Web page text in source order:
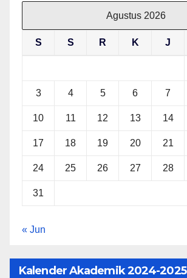
Agustus 2026
S S R K J
3 4 5 6 7
10 11 12 13 14
17 18 19 20 21
24 25 26 27 28
31
« Jun
Kalender Akademik 2024-2025